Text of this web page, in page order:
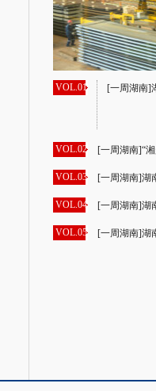
VOL.01
[一周湖南]
VOL.02
[一周湖南]“
VOL.03
[一周湖南]湖
VOL.04
[一周湖南]湖
VOL.05
[一周湖南]湖